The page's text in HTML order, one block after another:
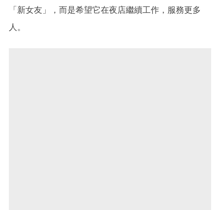
「新女友」，而是希望它在夜店繼續工作，服務更多
人。